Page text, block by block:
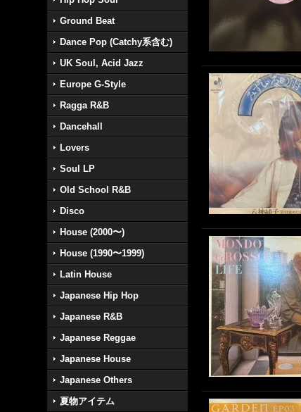
Ground Beat
Dance Pop (Catchy系含む)
UK Soul, Acid Jazz
Europe G-Style
Ragga R&B
Dancehall
Lovers
Soul LP
Old School R&B
Disco
House (2000〜)
House (1990〜1999)
Latin House
Japanese Hip Hop
Japanese R&B
Japanese Reggae
Japanese House
Japanese Others
夏物アイテム